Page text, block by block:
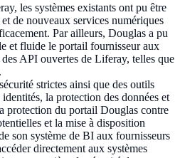
les systèmes existants ont pu être
de nouveaux services numériques
Par ailleurs, Douglas a pu
et fluide le portail fournisseur aux
API ouvertes de Liferay, telles que
strictes ainsi que des outils
la protection des données et
protection du portail Douglas contre
et la mise à disposition
son système de BI aux fournisseurs
directement aux systèmes